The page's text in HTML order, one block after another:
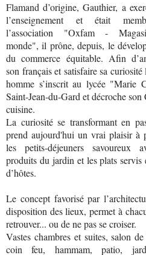
Flamand d’origine, Gauthier, a
l’enseignement et était
l’association "Oxfam -
monde", il prône, depuis, le
du commerce équitable. Afin
son français et satisfaire sa curiosité
homme s’inscrit au lycée "Marie
Saint-Jean-du-Gard et décroche
cuisine.
La curiosité se transformant en
prend aujourd'hui un vrai plaisir à
les petits-déjeuners savoureux
produits du jardin et les plats servis
d’hôtes.
Le concept favorisé par
disposition des lieux, permet à
retrouver... ou de ne pas se croiser.
Vastes chambres et suites, salon
coin feu, hammam, patio,